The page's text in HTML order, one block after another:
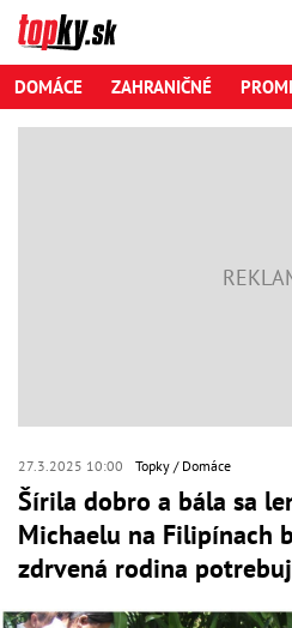
DOMÁCE ZAHRANIČNÉ
27.3.2025 10:00 Topky Domáce
Šírila dobro a bála sa
Michaelu na Filipínach
zdrvená rodina